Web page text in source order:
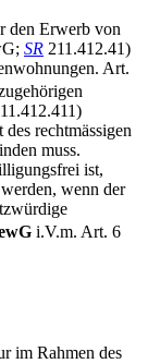
den Erwerb von
SR 211.412.41)
Art.
rechtmässigen
muss.
ist,
wenn der
i.V.m. Art. 6
im Rahmen des